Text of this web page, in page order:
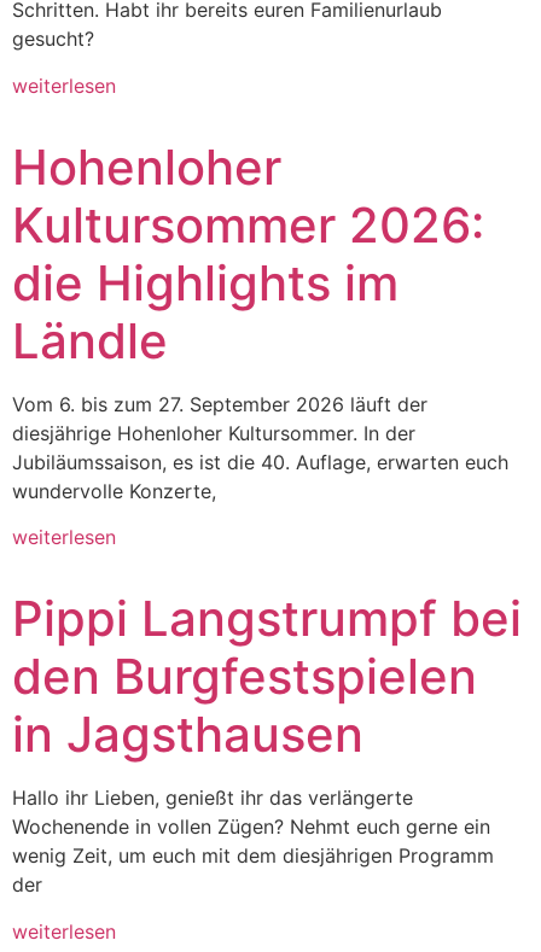
Schritten. Habt ihr bereits euren Familienurlaub
gesucht?
weiterlesen
Hohenloher
Kultursommer 2026:
die Highlights im
Ländle
Vom 6. bis zum 27. September 2026 läuft der
diesjährige Hohenloher Kultursommer. In der
Jubiläumssaison, es ist die 40. Auflage, erwarten euch
wundervolle Konzerte,
weiterlesen
Pippi Langstrumpf bei
den Burgfestspielen
in Jagsthausen
Hallo ihr Lieben, genießt ihr das verlängerte
Wochenende in vollen Zügen? Nehmt euch gerne ein
wenig Zeit, um euch mit dem diesjährigen Programm
der
weiterlesen